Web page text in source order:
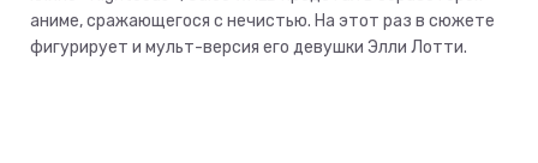
аниме, сражающегося с нечистью. На этот раз в сюжете
фигурирует и мульт-версия его девушки Элли Лотти.